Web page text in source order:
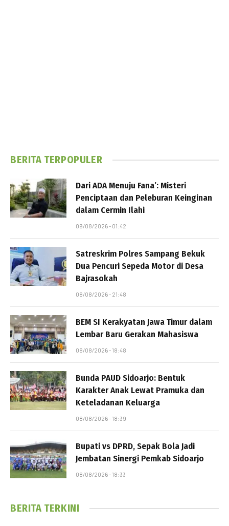
BERITA TERPOPULER
Dari ADA Menuju Fana’: Misteri
Penciptaan dan Peleburan Keinginan
dalam Cermin Ilahi
09/08/2026 - 01:42
Satreskrim Polres Sampang Bekuk
Dua Pencuri Sepeda Motor di Desa
Bajrasokah
08/08/2026 - 21:48
BEM SI Kerakyatan Jawa Timur dalam
Lembar Baru Gerakan Mahasiswa
08/08/2026 - 18:48
Bunda PAUD Sidoarjo: Bentuk
Karakter Anak Lewat Pramuka dan
Keteladanan Keluarga
08/08/2026 - 18:39
Bupati vs DPRD, Sepak Bola Jadi
Jembatan Sinergi Pemkab Sidoarjo
08/08/2026 - 18:33
BERITA TERKINI